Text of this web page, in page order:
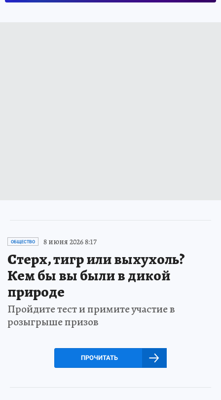
ОБЩЕСТВО 8 июня 2026 8:17
Стерх, тигр или выхухоль?
Кем бы вы были в дикой
природе
Пройдите тест и примите участие в
розыгрыше призов
ПРОЧИТАТЬ